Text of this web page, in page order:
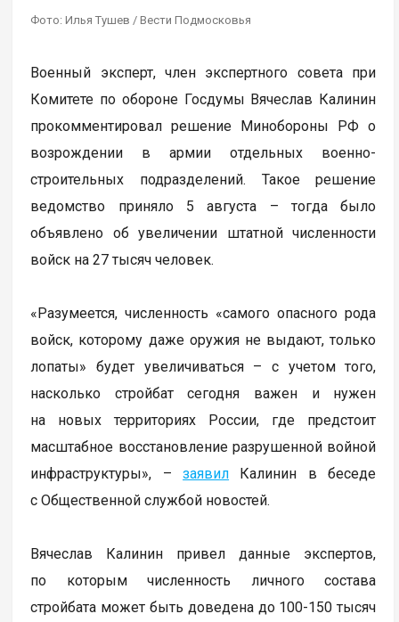
Фото: Илья Тушев / Вести Подмосковья
Военный эксперт, член экспертного совета при
Комитете по обороне Госдумы Вячеслав Калинин
прокомментировал решение Минобороны РФ о
возрождении в армии отдельных военно-
строительных подразделений. Такое решение
ведомство приняло 5 августа – тогда было
объявлено об увеличении штатной численности
войск на 27 тысяч человек.
«Разумеется, численность «самого опасного рода
войск, которому даже оружия не выдают, только
лопаты» будет увеличиваться – с учетом того,
насколько стройбат сегодня важен и нужен
на новых территориях России, где предстоит
масштабное восстановление разрушенной войной
инфраструктуры», –заявил Калинин в беседе
с Общественной службой новостей.
Вячеслав Калинин привел данные экспертов,
по которым численность личного состава
стройбата может быть доведена до 100-150 тысяч